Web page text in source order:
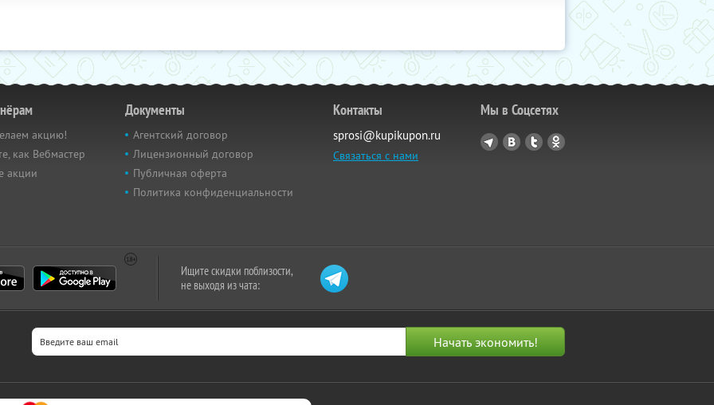
акцию!
как Вебмастер
акции
Документы
Агентский договор
Лицензионный договор
Публичная оферта
Политика конфиденциальности
Контакты
sprosi@kupikupon.ru
Связаться с нами
Мы в Соцсетях
Ищите скидки поблизости,
не выходя из чата: